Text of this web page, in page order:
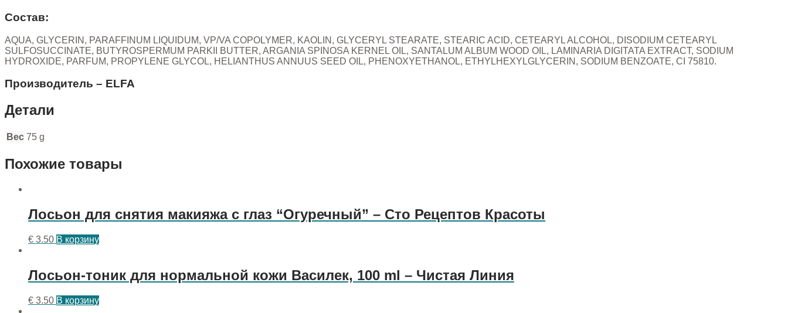
Состав:
AQUA, GLYCERIN, PARAFFINUM LIQUIDUM, VP/VA COPOLYMER, KAOLIN, GLYCERYL STEARATE, STEARIC ACID, CETEARYL ALCOHOL, DISODIUM CETEARYL
SULFOSUCCINATE, BUTYROSPERMUM PARKII BUTTER, ARGANIA SPINOSA KERNEL OIL, SANTALUM ALBUM WOOD OIL, LAMINARIA DIGITATA EXTRACT, SODIUM
HYDROXIDE, PARFUM, PROPYLENE GLYCOL, HELIANTHUS ANNUUS SEED OIL, PHENOXYETHANOL, ETHYLHEXYLGLYCERIN, SODIUM BENZOATE, СI 75810.
Производитель – ELFA
Детали
Вес 75 g
Похожие товары
Лосьон для снятия макияжа с глаз “Огуречный” – Сто Рецептов Красоты
€ 3.50 В корзину
Лосьон-тоник для нормальной кожи Василек, 100 ml – Чистая Линия
€ 3.50 В корзину